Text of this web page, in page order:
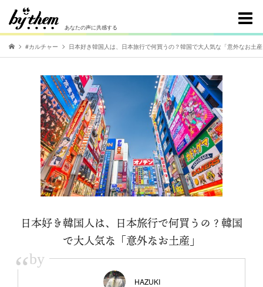
あなたの声に共感する
#カルチャー 日本好き韓国人は、日本旅行で何買うの？韓国で大人気な「意外なお土
日本好き韓国人は、日本旅行で何買うの？韓国
で大人気な「意外なお土産」
“by
HAZUKI